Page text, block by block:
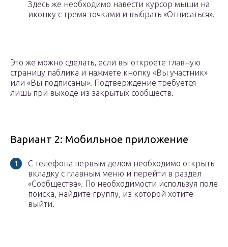
Здесь же необходимо навести курсор мыши на
иконку с тремя точками и выбрать «Отписаться».
Это же можно сделать, если вы откроете главную
страницу паблика и нажмете кнопку «Вы участник»
или «Вы подписаны». Подтверждение требуется
лишь при выходе из закрытых сообществ.
Вариант 2: Мобильное приложение
С телефона первым делом необходимо открыть
вкладку с главным меню и перейти в раздел
«Сообщества». По необходимости используя поле
поиска, найдите группу, из которой хотите
выйти.